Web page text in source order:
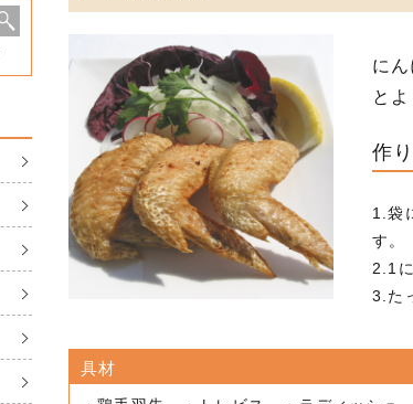
に
とよ
作
1.袋
す。
2.1
3.た
具材